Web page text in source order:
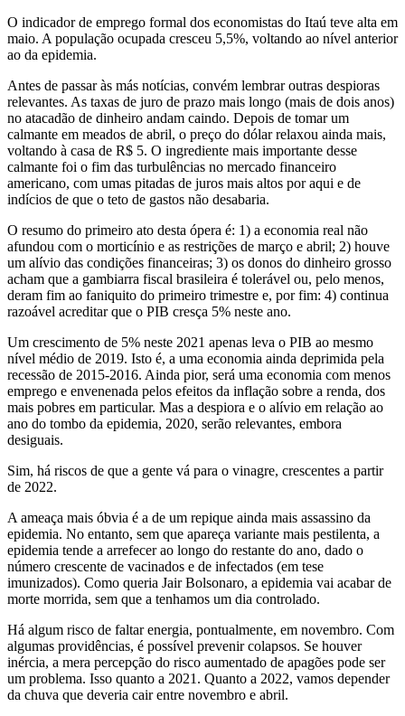
O indicador de emprego formal dos economistas do Itaú teve alta em
maio. A população ocupada cresceu 5,5%, voltando ao nível anterior
ao da epidemia.
Antes de passar às más notícias, convém lembrar outras despioras
relevantes. As taxas de juro de prazo mais longo (mais de dois anos)
no atacadão de dinheiro andam caindo. Depois de tomar um
calmante em meados de abril, o preço do dólar relaxou ainda mais,
voltando à casa de R$ 5. O ingrediente mais importante desse
calmante foi o fim das turbulências no mercado financeiro
americano, com umas pitadas de juros mais altos por aqui e de
indícios de que o teto de gastos não desabaria.
O resumo do primeiro ato desta ópera é: 1) a economia real não
afundou com o morticínio e as restrições de março e abril; 2) houve
um alívio das condições financeiras; 3) os donos do dinheiro grosso
acham que a gambiarra fiscal brasileira é tolerável ou, pelo menos,
deram fim ao faniquito do primeiro trimestre e, por fim: 4) continua
razoável acreditar que o PIB cresça 5% neste ano.
Um crescimento de 5% neste 2021 apenas leva o PIB ao mesmo
nível médio de 2019. Isto é, a uma economia ainda deprimida pela
recessão de 2015-2016. Ainda pior, será uma economia com menos
emprego e envenenada pelos efeitos da inflação sobre a renda, dos
mais pobres em particular. Mas a despiora e o alívio em relação ao
ano do tombo da epidemia, 2020, serão relevantes, embora
desiguais.
Sim, há riscos de que a gente vá para o vinagre, crescentes a partir
de 2022.
A ameaça mais óbvia é a de um repique ainda mais assassino da
epidemia. No entanto, sem que apareça variante mais pestilenta, a
epidemia tende a arrefecer ao longo do restante do ano, dado o
número crescente de vacinados e de infectados (em tese
imunizados). Como queria Jair Bolsonaro, a epidemia vai acabar de
morte morrida, sem que a tenhamos um dia controlado.
Há algum risco de faltar energia, pontualmente, em novembro. Com
algumas providências, é possível prevenir colapsos. Se houver
inércia, a mera percepção do risco aumentado de apagões pode ser
um problema. Isso quanto a 2021. Quanto a 2022, vamos depender
da chuva que deveria cair entre novembro e abril.